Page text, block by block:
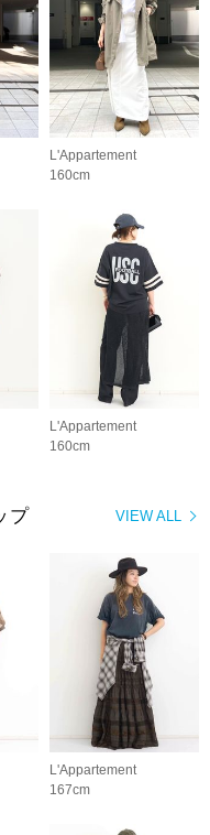
L'Appartement
160cm
L'Appartement
160cm
VIEW ALL
プ
L'Appartement
167cm